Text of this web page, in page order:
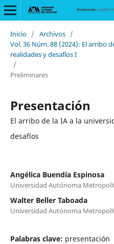
Inicio / Archivos /
Vol. 36 Núm. 88 (2024): El arribo
realidades y desafíos I
/
Preliminares
Presentación
El arribo de la IA a la
desafíos
Angélica Buendía Espinosa
Universidad Autónoma
Walter Beller Taboada
Universidad Autónoma
Palabras clave: presentación